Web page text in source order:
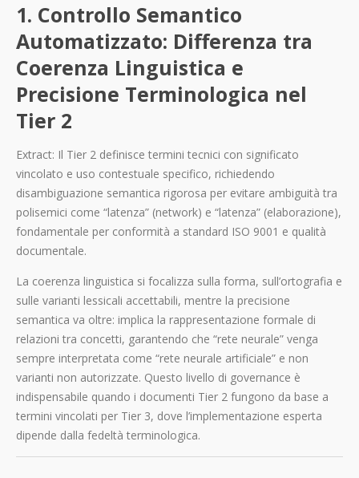
1. Controllo Semantico
Automatizzato: Differenza tra
Coerenza Linguistica e
Precisione Terminologica nel
Tier 2
Extract: Il Tier 2 definisce termini tecnici con significato
vincolato e uso contestuale specifico, richiedendo
disambiguazione semantica rigorosa per evitare ambiguità tra
polisemici come “latenza” (network) e “latenza” (elaborazione),
fondamentale per conformità a standard ISO 9001 e qualità
documentale.
La coerenza linguistica si focalizza sulla forma, sull’ortografia e
sulle varianti lessicali accettabili, mentre la precisione
semantica va oltre: implica la rappresentazione formale di
relazioni tra concetti, garantendo che “rete neurale” venga
sempre interpretata come “rete neurale artificiale” e non
varianti non autorizzate. Questo livello di governance è
indispensabile quando i documenti Tier 2 fungono da base a
termini vincolati per Tier 3, dove l’implementazione esperta
dipende dalla fedeltà terminologica.